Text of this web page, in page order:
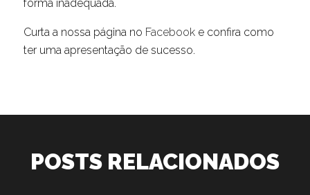
forma inadequada.
Curta a nossa página no Facebooke confira como
ter uma apresentação de sucesso.
POSTS RELACIONADOS